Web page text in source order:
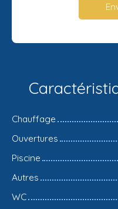
Chauffage
Ouvertures
Piscine
Autres
WC